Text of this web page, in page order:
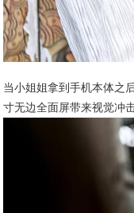
当小姐姐拿到手机本体之
寸无边全面屏带来视觉冲